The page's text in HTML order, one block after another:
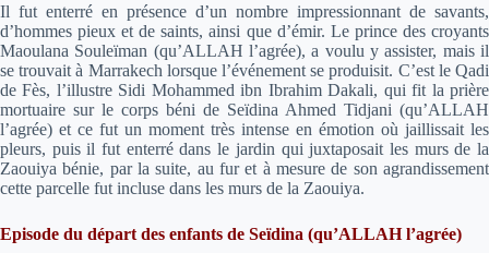
Il fut enterré en présence d’un nombre impressionnant de savants,
d’hommes pieux et de saints, ainsi que d’émir. Le prince des croyants
Maoulana Souleïman (qu’ALLAH l’agrée), a voulu y assister, mais il
se trouvait à Marrakech lorsque l’événement se produisit. C’est le Qadi
de Fès, l’illustre Sidi Mohammed ibn Ibrahim Dakali, qui fit la prière
mortuaire sur le corps béni de Seïdina Ahmed Tidjani (qu’ALLAH
l’agrée) et ce fut un moment très intense en émotion où jaillissait les
pleurs, puis il fut enterré dans le jardin qui juxtaposait les murs de la
Zaouiya bénie, par la suite, au fur et à mesure de son agrandissement
cette parcelle fut incluse dans les murs de la Zaouiya.
Episode du départ des enfants de Seïdina (qu’ALLAH l’agrée)